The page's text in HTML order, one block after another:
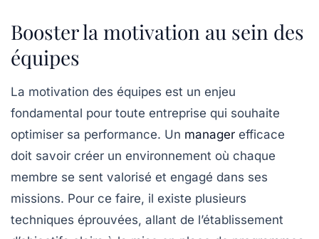
Booster la motivation au sein des
équipes
La motivation des équipes est un enjeu
fondamental pour toute entreprise qui souhaite
optimiser sa performance. Un manager efficace
doit savoir créer un environnement où chaque
membre se sent valorisé et engagé dans ses
missions. Pour ce faire, il existe plusieurs
techniques éprouvées, allant de l’établissement